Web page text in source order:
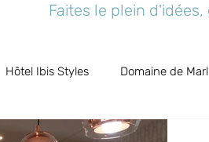
Faites le plein
Hôtel Ibis Styles Domaine de
Biõz Bar Restaurant Flõ